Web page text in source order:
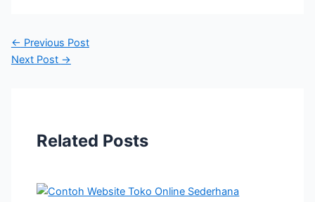
← Previous Post
Next Post →
Related Posts